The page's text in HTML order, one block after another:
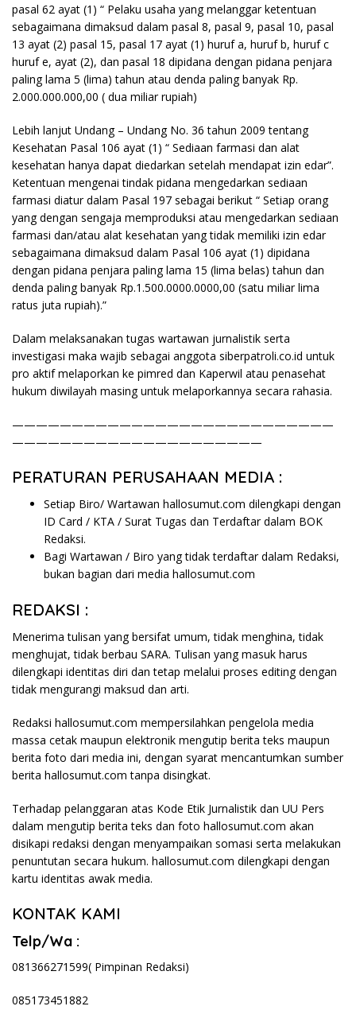
pasal 62 ayat (1) “ Pelaku usaha yang melanggar ketentuan
sebagaimana dimaksud dalam pasal 8, pasal 9, pasal 10, pasal
13 ayat (2) pasal 15, pasal 17 ayat (1) huruf a, huruf b, huruf c
huruf e, ayat (2), dan pasal 18 dipidana dengan pidana penjara
paling lama 5 (lima) tahun atau denda paling banyak Rp.
2.000.000.000,00 ( dua miliar rupiah)
Lebih lanjut Undang – Undang No. 36 tahun 2009 tentang
Kesehatan Pasal 106 ayat (1) “ Sediaan farmasi dan alat
kesehatan hanya dapat diedarkan setelah mendapat izin edar”.
Ketentuan mengenai tindak pidana mengedarkan sediaan
farmasi diatur dalam Pasal 197 sebagai berikut “ Setiap orang
yang dengan sengaja memproduksi atau mengedarkan sediaan
farmasi dan/atau alat kesehatan yang tidak memiliki izin edar
sebagaimana dimaksud dalam Pasal 106 ayat (1) dipidana
dengan pidana penjara paling lama 15 (lima belas) tahun dan
denda paling banyak Rp.1.500.0000.0000,00 (satu miliar lima
ratus juta rupiah).”
Dalam melaksanakan tugas wartawan jurnalistik serta
investigasi maka wajib sebagai anggota siberpatroli.co.id untuk
pro aktif melaporkan ke pimred dan Kaperwil atau penasehat
hukum diwilayah masing untuk melaporkannya secara rahasia.
———————————————————————————
—————————————————————
PERATURAN PERUSAHAAN MEDIA :
Setiap Biro/ Wartawan hallosumut.com dilengkapi dengan
ID Card / KTA / Surat Tugas dan Terdaftar dalam BOK
Redaksi.
Bagi Wartawan / Biro yang tidak terdaftar dalam Redaksi,
bukan bagian dari media hallosumut.com
REDAKSI :
Menerima tulisan yang bersifat umum, tidak menghina, tidak
menghujat, tidak berbau SARA. Tulisan yang masuk harus
dilengkapi identitas diri dan tetap melalui proses editing dengan
tidak mengurangi maksud dan arti.
Redaksi hallosumut.com mempersilahkan pengelola media
massa cetak maupun elektronik mengutip berita teks maupun
berita foto dari media ini, dengan syarat mencantumkan sumber
berita hallosumut.com tanpa disingkat.
Terhadap pelanggaran atas Kode Etik Jurnalistik dan UU Pers
dalam mengutip berita teks dan foto hallosumut.com akan
disikapi redaksi dengan menyampaikan somasi serta melakukan
penuntutan secara hukum. hallosumut.com dilengkapi dengan
kartu identitas awak media.
KONTAK KAMI
Telp/Wa :
081366271599( Pimpinan Redaksi)
085173451882